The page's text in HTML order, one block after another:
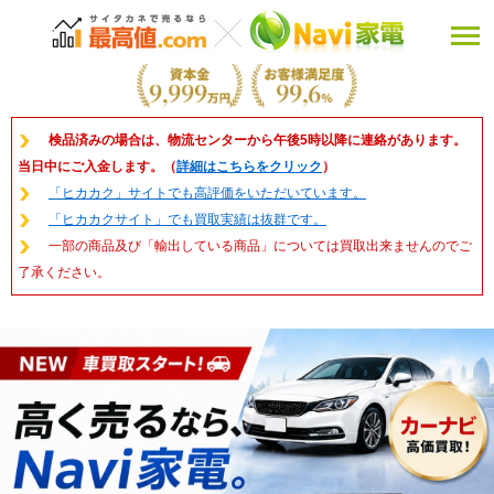
検品済みの場合は、物流センターから午後5時以降に連絡があります。
当日中にご入金します。（詳細はこちらをクリック ）
「ヒカカク」サイトでも高評価をいただいています。
「ヒカカクサイト」でも買取実績は抜群です。
一部の商品及び「輸出している商品」については買取出来ませんのでご
了承ください。